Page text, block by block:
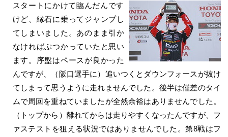
スタートにかけて臨んだんです
けど、縁石に乗ってジャンプし
てしまいました。あのまま引か
なければぶつかっていたと思い
ます。序盤はペースが良かった
んですが、（阪口選手に）追いつくとダウンフォースが抜け
てしまって思うように走れませんでした。後半は僅差のタイ
ムで周回を重ねていましたが全然余裕はありませんでした。
（トップから）離れてからは走りやすくなったんですが、フ
ァステストを狙える状況ではありませんでした。第8戦はフ